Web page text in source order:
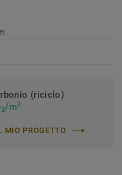
(riciclo)
2/m2
MIO PROGETTO